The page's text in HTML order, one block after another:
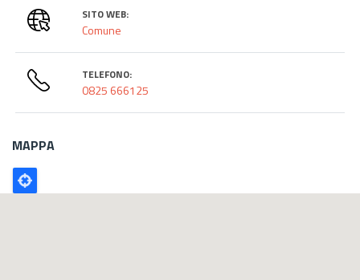
SITO WEB:
Comune
TELEFONO:
0825 666125
MAPPA
Poligono
GEO